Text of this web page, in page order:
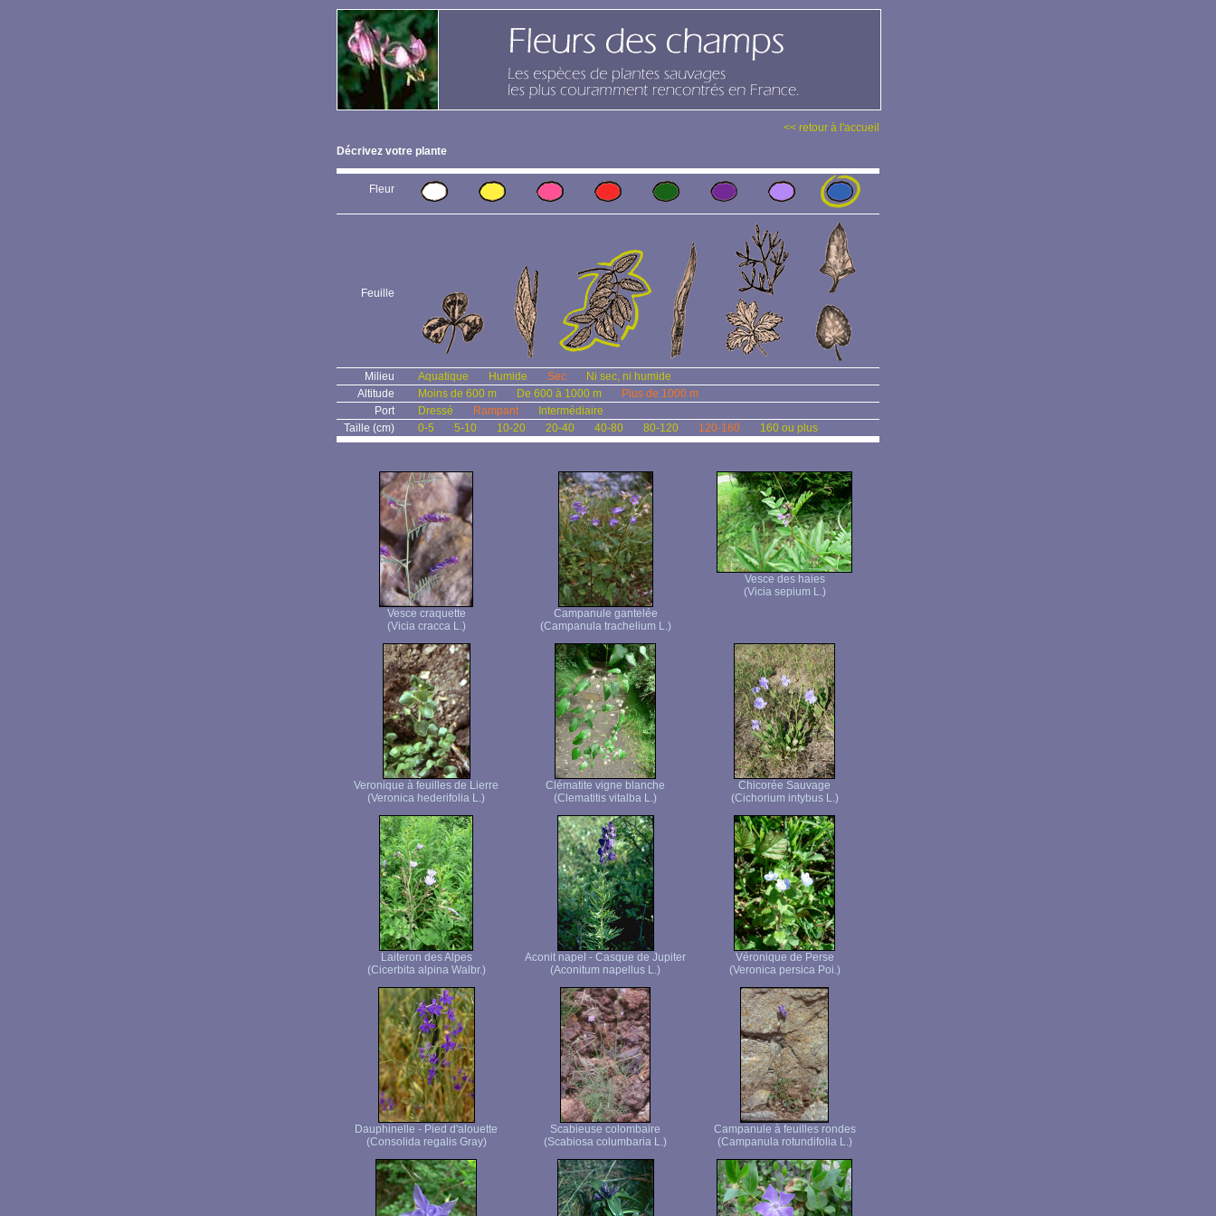
<< retour à l'accueil
Décrivez votre plante
Fleur
Feuille
Milieu Aquatique Humide Sec
Ni sec, ni humide
Altitude
Moins de 600 m De 600 à 1000 m
Plus de 1000 m
Port
Dressé Rampant
Intermédiaire
Taille (cm)
0-5 5-10 10-20 20-40 40-80 80-120 120-160 160 ou plus
Vesce craquette
(Vicia cracca L.)
Campanule gantelée
(Campanula trachelium L.)
Vesce des haies
(Vicia sepium L.)
Veronique à feuilles de Lierre
(Veronica hederifolia L.)
Clématite vigne blanche
(Clematitis vitalba L.)
Chicorée Sauvage
(Cichorium intybus L.)
Laiteron des Alpes
(Cicerbita alpina Walbr.)
Aconit napel - Casque de Jupiter
(Aconitum napellus L.)
Véronique de Perse
(Veronica persica Poi.)
Dauphinelle - Pied d'alouette
(Consolida regalis Gray)
Scabieuse colombaire
(Scabiosa columbaria L.)
Campanule à feuilles rondes
(Campanula rotundifolia L.)